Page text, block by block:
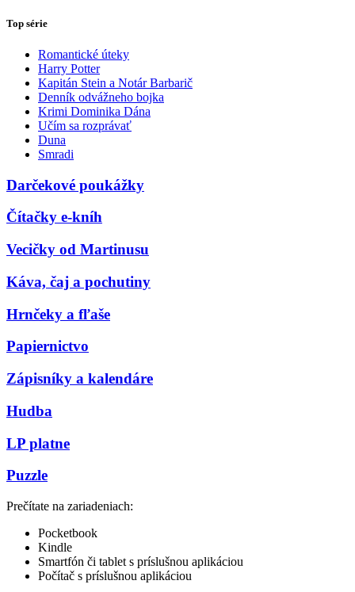
Top série
Romantické úteky
Harry Potter
Kapitán Stein a Notár Barbarič
Denník odvážneho bojka
Krimi Dominika Dána
Učím sa rozprávať
Duna
Smradi
Darčekové poukážky
Čítačky e-kníh
Vecičky od Martinusu
Káva, čaj a pochutiny
Hrnčeky a fľaše
Papiernictvo
Zápisníky a kalendáre
Hudba
LP platne
Puzzle
Prečítate na zariadeniach:
Pocketbook
Kindle
Smartfón či tablet s príslušnou aplikáciou
Počítač s príslušnou aplikáciou